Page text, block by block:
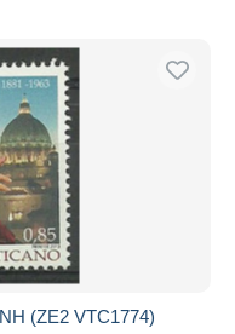
(ZE2 VTC1774)